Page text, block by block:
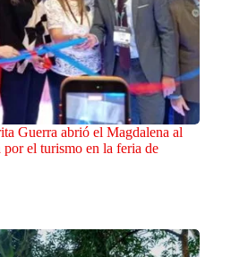
Guerra abrió el Magdalena al
por el turismo en la feria de